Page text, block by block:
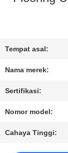
PABRIK
KONTROL
KUALITAS
Tempat asal:
Nama merek:
Sertifikasi:
Nomor model:
Cahaya Tinggi: